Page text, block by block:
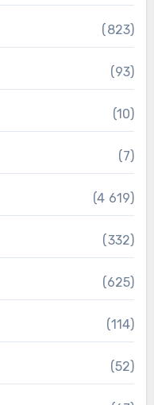
(823)
(93)
(10)
(7)
(4 619)
(332)
(625)
(114)
(52)